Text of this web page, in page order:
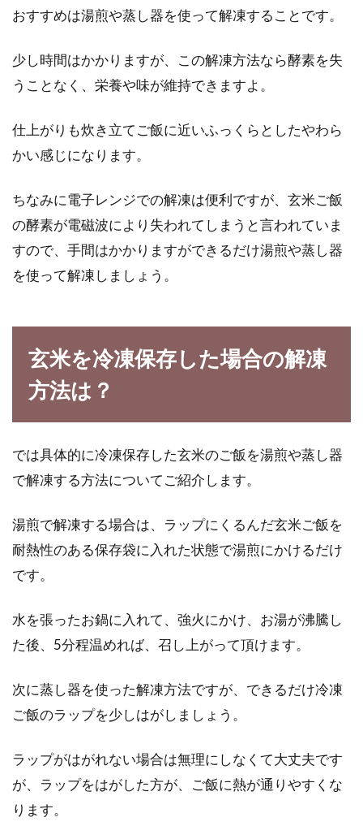
おすすめは湯煎や蒸し器を使って解凍することです。
少し時間はかかりますが、この解凍方法なら酵素を失
うことなく、栄養や味が維持できますよ。
仕上がりも炊き立てご飯に近いふっくらとしたやわら
かい感じになります。
ちなみに電子レンジでの解凍は便利ですが、玄米ご飯
の酵素が電磁波により失われてしまうと言われていま
すので、手間はかかりますができるだけ湯煎や蒸し器
を使って解凍しましょう。
玄米を冷凍保存した場合の解凍
方法は？
では具体的に冷凍保存した玄米のご飯を湯煎や蒸し器
で解凍する方法についてご紹介します。
湯煎で解凍する場合は、ラップにくるんだ玄米ご飯を
耐熱性のある保存袋に入れた状態で湯煎にかけるだけ
です。
水を張ったお鍋に入れて、強火にかけ、お湯が沸騰し
た後、5分程温めれば、召し上がって頂けます。
次に蒸し器を使った解凍方法ですが、できるだけ冷凍
ご飯のラップを少しはがしましょう。
ラップがはがれない場合は無理にしなくて大丈夫です
が、ラップをはがした方が、ご飯に熱が通りやすくな
ります。